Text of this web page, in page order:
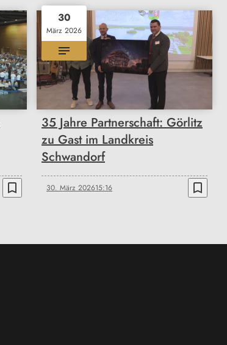
bookmark_border
30
März 2026
35 Jahre Partnerschaft: Görlitz
zu Gast im Landkreis
Schwandorf
30. März 202615:16 bookmark_border